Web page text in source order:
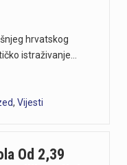
hrvatskog
istraživanje…
, Vijesti
Od 2,39